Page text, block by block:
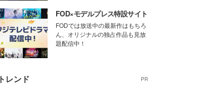
FOD×モデルプレス特設サイト
FODでは放送中の最新作はもちろ
ん、オリジナルの独占作品も見放
題配信中！
トレンド PR